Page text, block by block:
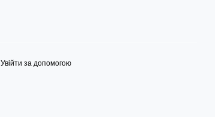
Увійти за допомогою